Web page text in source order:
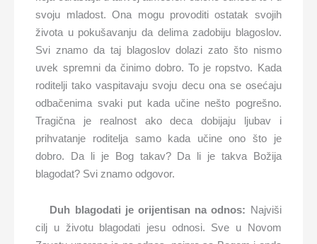
svoju mladost. Ona mogu provoditi ostatak svojih
života u pokušavanju da delima zadobiju blagoslov.
Svi znamo da taj blagoslov dolazi zato što nismo
uvek spremni da činimo dobro. To je ropstvo. Kada
roditelji tako vaspitavaju svoju decu ona se osećaju
odbačenima svaki put kada učine nešto pogrešno.
Tragična je realnost ako deca dobijaju ljubav i
prihvatanje roditelja samo kada učine ono što je
dobro. Da li je Bog takav? Da li je takva Božija
blagodat? Svi znamo odgovor.
Duh blagodati je orijentisan na odnos: Najviši
cilj u životu blagodati jesu odnosi. Sve u Novom